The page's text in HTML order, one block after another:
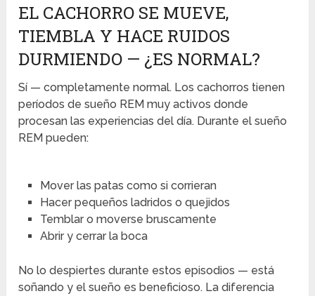
EL CACHORRO SE MUEVE,
TIEMBLA Y HACE RUIDOS
DURMIENDO — ¿ES NORMAL?
Sí — completamente normal. Los cachorros tienen
períodos de sueño REM muy activos donde
procesan las experiencias del día. Durante el sueño
REM pueden:
Mover las patas como si corrieran
Hacer pequeños ladridos o quejidos
Temblar o moverse bruscamente
Abrir y cerrar la boca
No lo despiertes durante estos episodios — está
soñando y el sueño es beneficioso. La diferencia